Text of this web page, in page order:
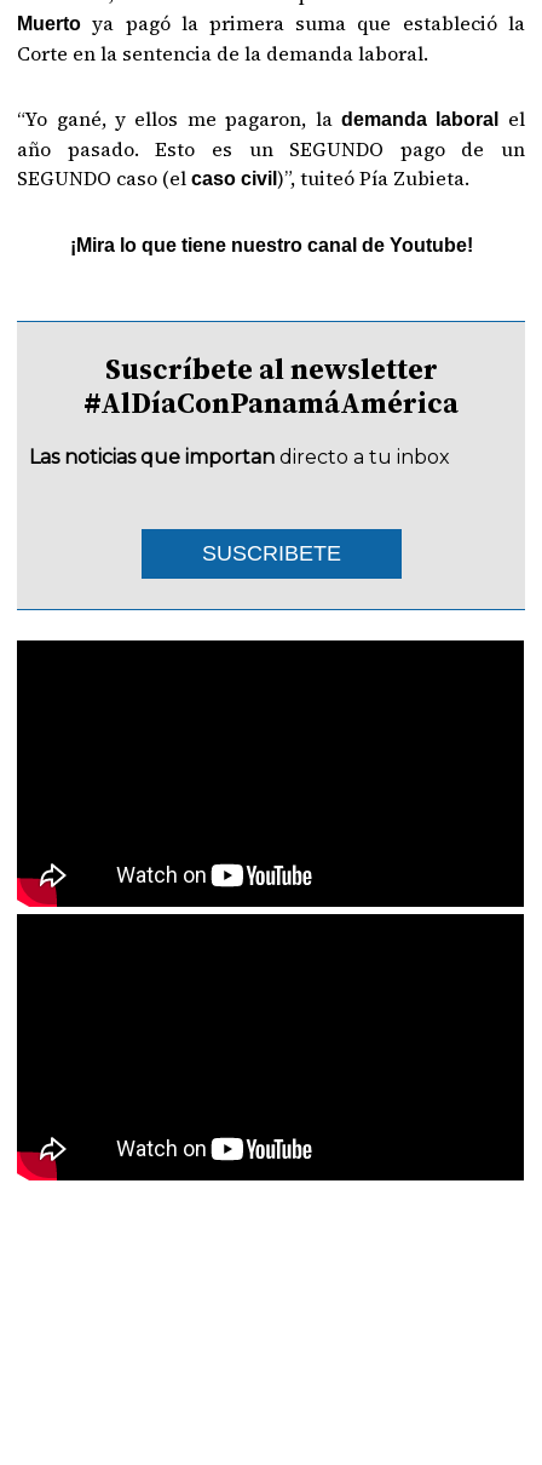
Muerto ya pagó la primera suma que estableció la
Corte en la sentencia de la demanda laboral.
“Yo gané, y ellos me pagaron, la demanda laboral
el
año pasado. Esto es un SEGUNDO pago de un
SEGUNDO caso (elcaso civil)”, tuiteó Pía Zubieta.
¡Mira lo que tiene nuestro canal de Youtube!
Suscríbete al newsletter
#AlDíaConPanamáAmérica
Las noticias que importan directo a tu inbox
SUSCRIBETE